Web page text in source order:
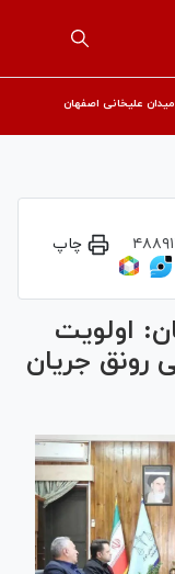
علیخانی اصفهان
چاپ
اولویت
رونق جریان